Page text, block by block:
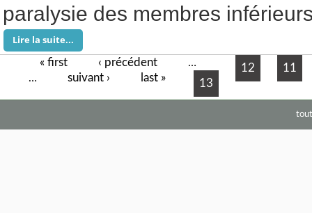
paralysie des membres
Lire la suite...
« first ‹ précédent … 11
12
13
… suivant › last »